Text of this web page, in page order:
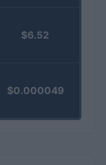
$6.52
$0.000049